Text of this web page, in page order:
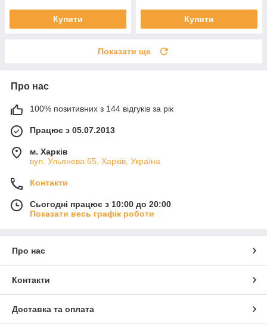
Купити Купити
Показати ще
Про нас
100% позитивних з 144 відгуків за рік
Працює з 05.07.2013
м. Харків
вул. Ульянова 65, Харків, Україна
Контакти
Сьогодні працює з 10:00 до 20:00
Показати весь графік роботи
Про нас
Контакти
Доставка та оплата